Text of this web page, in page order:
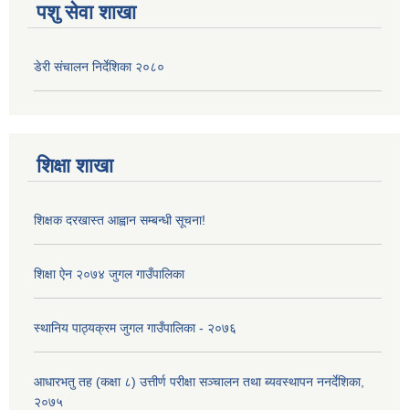
पशु सेवा शाखा
डेरी संचालन निर्देशिका २०८०
शिक्षा शाखा
शिक्षक दरखास्त आह्वान सम्बन्धी सूचना!
शिक्षा ऐन २०७४ जुगल गाउँपालिका
स्थानिय पाठ्यक्रम जुगल गाउँपालिका - २०७६
आधारभतु तह (कक्षा ८) उत्तीर्ण परीक्षा सञ्चालन तथा ब्यवस्थापन ननर्देशिका,
२०७५